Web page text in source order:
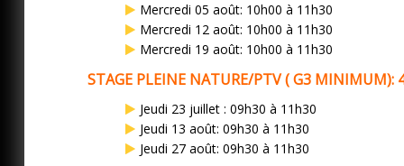
Mercredi 05 août: 10h00 à 11h30
Mercredi 12 août: 10h00 à 11h30
Mercredi 19 août: 10h00 à 11h30
STAGE PLEINE NATURE/PTV ( G3 MINIMUM):
Jeudi 23 juillet : 09h30 à 11h30
Jeudi 13 août: 09h30 à 11h30
Jeudi 27 août: 09h30 à 11h30